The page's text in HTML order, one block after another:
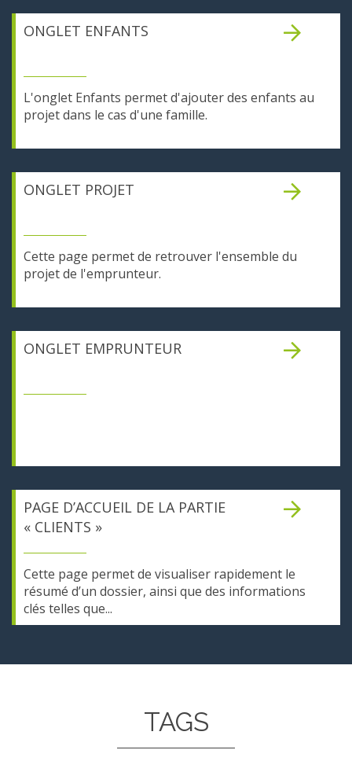
ONGLET ENFANTS
L'onglet Enfants permet d'ajouter des enfants au
projet dans le cas d'une famille.
ONGLET PROJET
Cette page permet de retrouver l'ensemble du
projet de l'emprunteur.
ONGLET EMPRUNTEUR
PAGE D’ACCUEIL DE LA PARTIE
« CLIENTS »
Cette page permet de visualiser rapidement le
résumé d’un dossier, ainsi que des informations
clés telles que...
TAGS